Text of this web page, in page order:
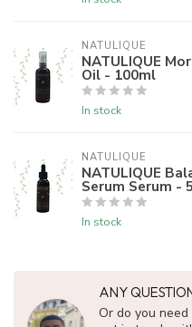
NATULIQUE
NATULIQUE
Oil - 100ml
In stock
NATULIQUE
NATULIQUE
Serum Serum -
In stock
ANY
Or do you